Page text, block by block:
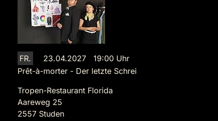
FR.
23.04.2027 19:00 Uhr
Prêt-à-morter - Der letzte Schrei
Tropen-Restaurant Florida
Aareweg 25
2557 Studen